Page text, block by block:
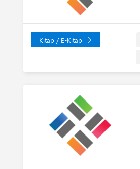
Kitap / E-Kitap